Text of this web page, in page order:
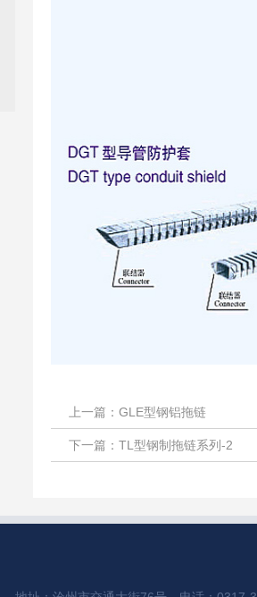
上一篇： GLE型钢铝拖链
下一篇： TL型钢制拖链系列-2